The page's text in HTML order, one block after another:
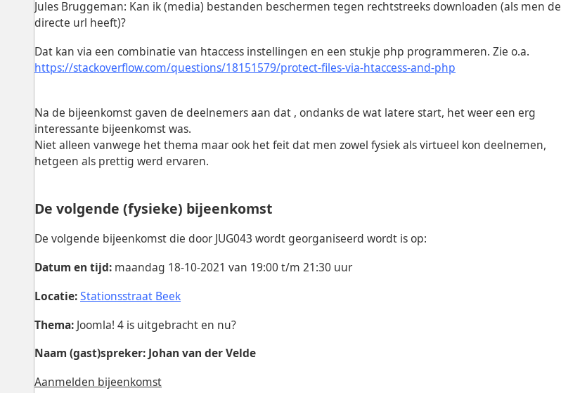
Jules Bruggeman: Kan ik (media) bestanden beschermen tegen rechtstreeks downloaden (als men de
directe url heeft)?
Dat kan via een combinatie van htaccess instellingen en een stukje php programmeren. Zie o.a.
https://stackoverflow.com/questions/18151579/protect-files-via-htaccess-and-php
Na de bijeenkomst gaven de deelnemers aan dat , ondanks de wat latere start, het weer een erg
interessante bijeenkomst was.
Niet alleen vanwege het thema maar ook het feit dat men zowel fysiek als virtueel kon deelnemen,
hetgeen als prettig werd ervaren.
De volgende (fysieke) bijeenkomst
De volgende bijeenkomst die door JUG043 wordt georganiseerd wordt is op:
Datum en tijd: maandag 18-10-2021 van 19:00 t/m 21:30 uur
Locatie:Stationsstraat Beek
Thema: Joomla! 4 is uitgebracht en nu?
Naam (gast)spreker: Johan van der Velde
Aanmelden bijeenkomst